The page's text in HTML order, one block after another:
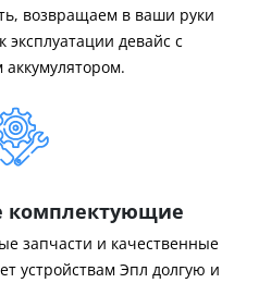
возвращаем в ваши руки
эксплуатации девайс с
комплектующие
запчасти и качественные
устройствам Эпл долгую и